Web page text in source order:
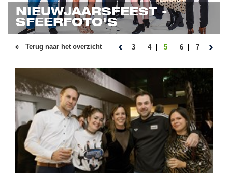
NIEUWJAARSFEEST -
SFEERFOTO'S
Terug naar het overzicht 3 4 5 6 7